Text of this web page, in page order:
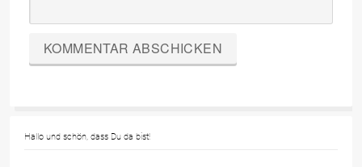
Hallo und schön, dass Du da bist!